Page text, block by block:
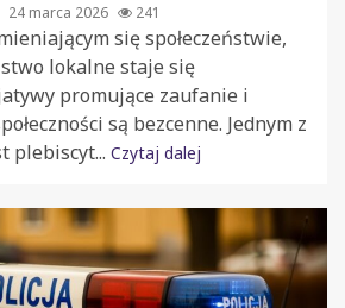
24 marca 2026 241
się społeczeństwie,
lokalne staje się
promujące zaufanie i
są bezcenne. Jednym z
plebiscyt... Czytaj dalej